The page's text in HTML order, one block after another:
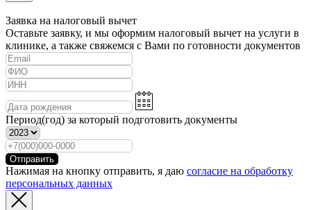
Заявка на налоговый вычет
Оставьте заявку, и мы оформим налоговый вычет на услуги в
клинике, а также свяжемся с Вами по готовности документов
Период(год) за который подготовить документы
Отправить
Нажимая на кнопку отправить, я даю согласие на обработку
персональных данных